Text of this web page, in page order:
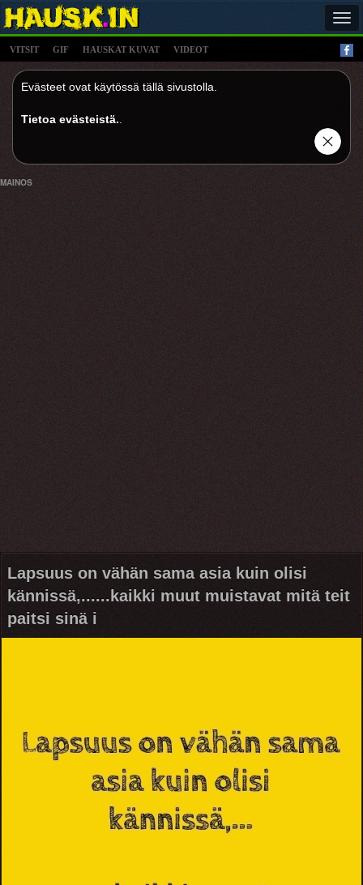
VITSIT GIF HAUSKAT KUVAT VIDEOT
Evästeet ovat käytössä tällä sivustolla.
Tietoa evästeistä.
MAINOS
Lapsuus on vähän sama asia kuin olisi
kännissä,......kaikki muut muistavat mitä teit
paitsi sinä i